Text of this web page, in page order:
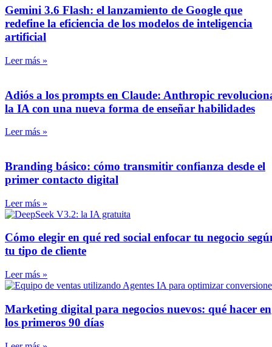
Gemini 3.6 Flash: el lanzamiento de Google que
redefine la eficiencia de los modelos de inteligencia
artificial
Leer más »
Adiós a los prompts en Claude: Anthropic
la IA con una nueva forma de enseñar habilidades
Leer más »
Branding básico: cómo transmitir confianza desde el
primer contacto digital
Leer más »
Cómo elegir en qué red social enfocar tu negocio
tu tipo de cliente
Leer más »
Marketing digital para negocios nuevos: qué hacer en
los primeros 90 días